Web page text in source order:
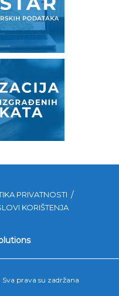
PRIVATNOSTI
KORIŠTENJA
prava su zadržana